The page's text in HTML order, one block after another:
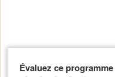
Évaluez ce programme